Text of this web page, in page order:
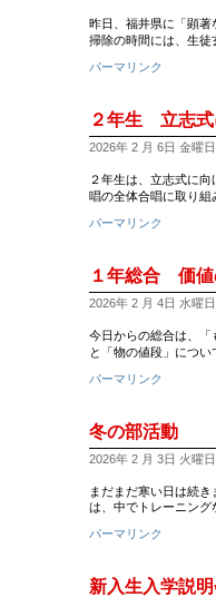
昨日、福井県に「顕
掃除の時間には、生
パーマリンク
２年生 立志式
2026年 2 月 6日 金曜
２年生は、立志式に
唱の全体合唱に取り
パーマリンク
１年総合 価値
2026年 2 月 4日 水曜
今日からの総合は、
と「物の値段」につ
パーマリンク
冬の部活動
2026年 2 月 3日 火曜
まだまだ寒い日は続
は、中でトレーニン
パーマリンク
新入生入学説